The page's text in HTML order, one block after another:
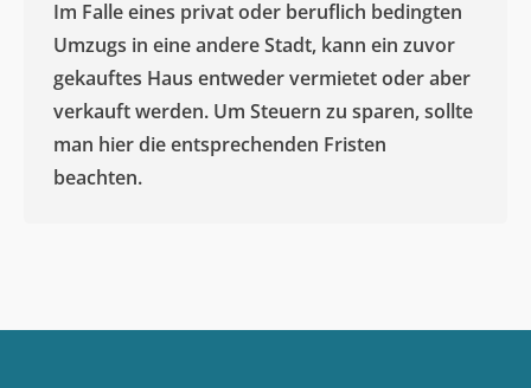
Im Falle eines privat oder beruflich bedingten
Umzugs in eine andere Stadt, kann ein zuvor
gekauftes Haus entweder vermietet oder aber
verkauft werden. Um Steuern zu sparen, sollte
man hier die entsprechenden Fristen
beachten.